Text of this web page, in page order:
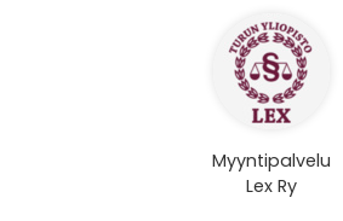
Myyntipalvelu
Lex Ry